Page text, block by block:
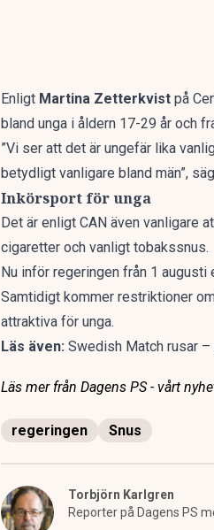
Enligt Martina Zetterkvist på
bland unga i åldern 17-29 år och
”Vi ser att det är ungefär lika
betydligt vanligare bland män”,
Inkörsport för unga
Det är enligt CAN även vanligare
cigaretter och vanligt tobakssnus.
Nu inför regeringen från 1
Samtidigt kommer restriktioner
attraktiva för unga.
Läs även: Swedish Match rusar
Läs mer från Dagens PS - vårt
regeringen Snus
Torbjörn Karlgren
Reporter på Dagens PS